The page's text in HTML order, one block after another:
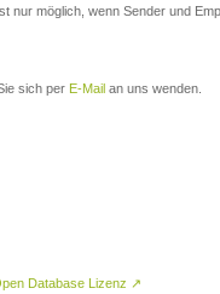
nur möglich, wenn Sender und
sich per E-Mail an uns wenden.
Database Lizenz ↗